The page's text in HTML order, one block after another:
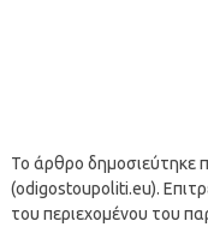
Το άρθρο δημοσιεύτηκε
(odigostoupoliti.eu).
του περιεχομένου του